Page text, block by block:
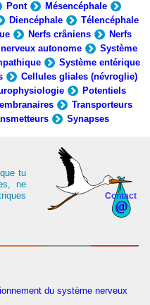
Pont
Mésencéphale
Diencéphale
Télencéphale
Nerfs crâniens
Nerfs
autonome
Système
Système entérique
Cellules gliales (névroglie)
Potentiels
Transporteurs
Synapses
Contact
tu
ne
du système nerveux